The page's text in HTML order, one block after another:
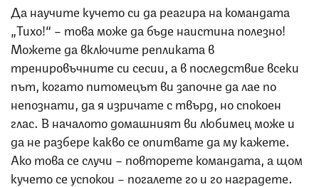
Да научите кучето си да реагира на командата
„Тихо!“ – това може да бъде наистина полезно!
Можете да включите репликата в
тренировъчните си сесии, а в последствие всеки
път, когато питомецът ви започне да лае по
непознати, да я изричате с твърд, но спокоен
глас. В началото домашният ви любимец може и
да не разбере какво се опитвате да му кажете.
Ако това се случи – повторете командата, а щом
кучето се успокои – погалете го и го наградете.